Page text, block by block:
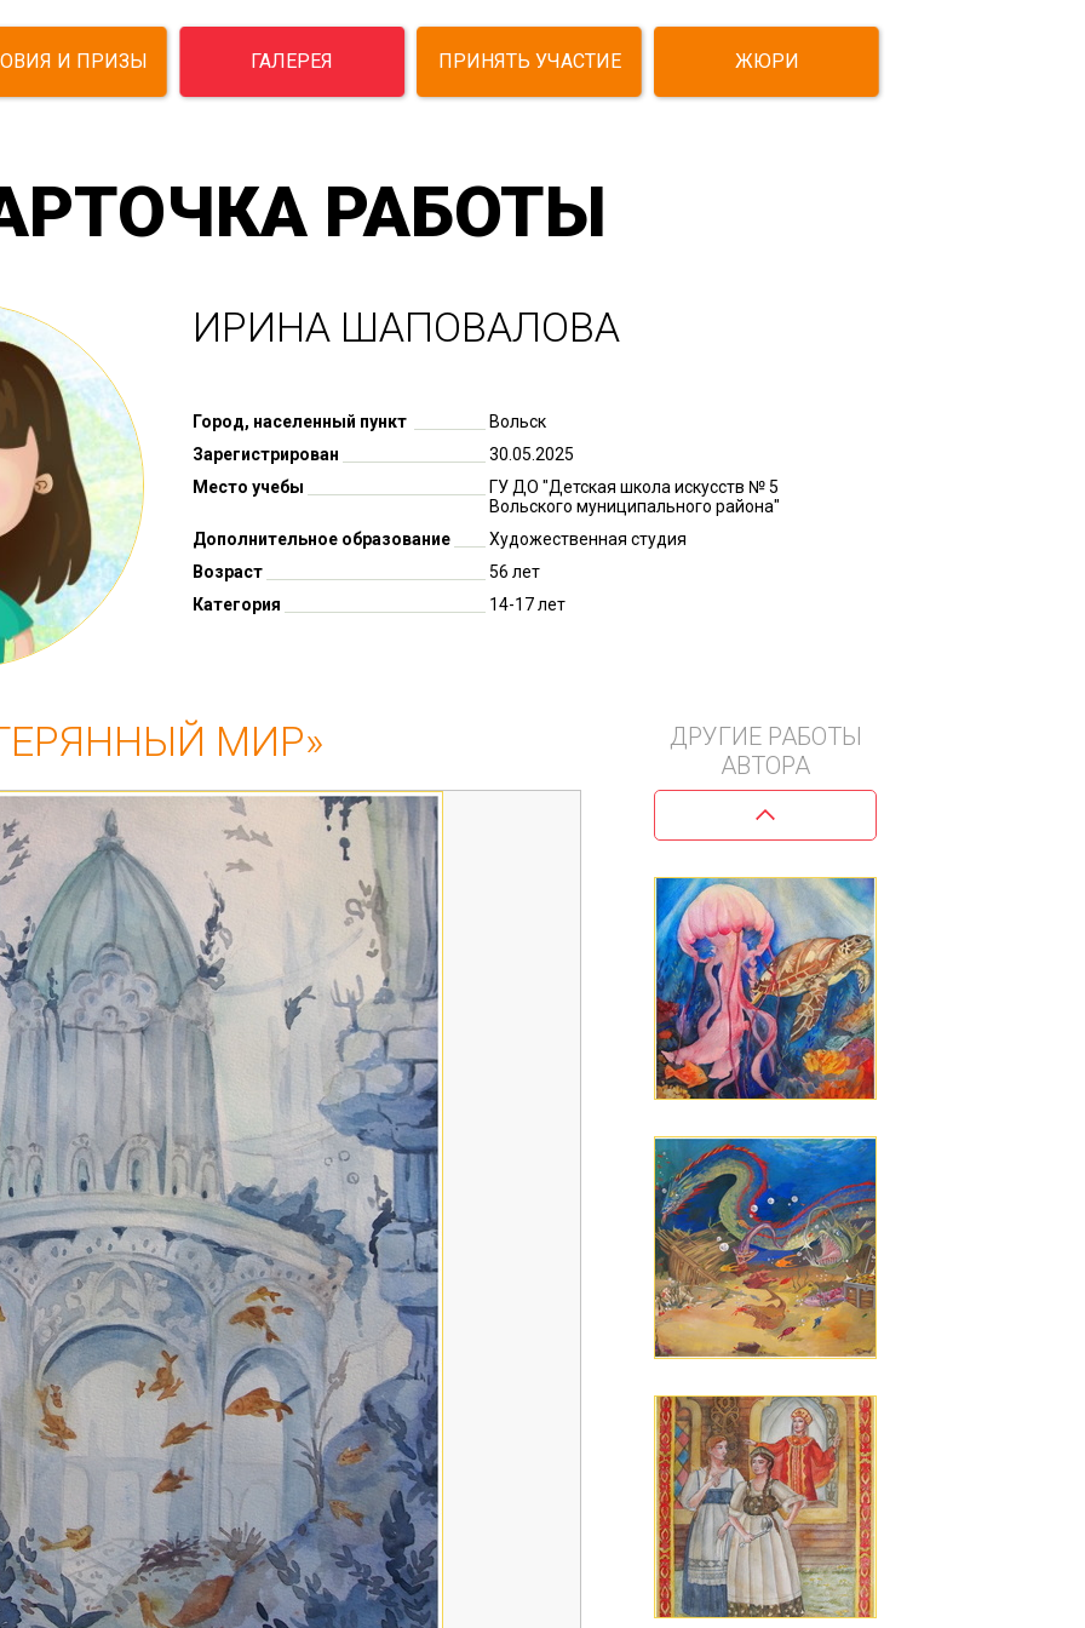
И ПРИЗЫ ГАЛЕРЕЯ ПРИНЯТЬ УЧАСТИЕ ЖЮРИ
РАБОТЫ
ИРИНА ШАПОВАЛОВА
Город, населенный пункт
Вольск
Зарегистрирован
30.05.2025
Место учебы
ГУ ДО "Детская школа искусств № 5
Вольского муниципального района"
Дополнительное образование
Художественная студия
Возраст
56 лет
Категория
14-17 лет
МИР»
ДРУГИЕ РАБОТЫ
АВТОРА